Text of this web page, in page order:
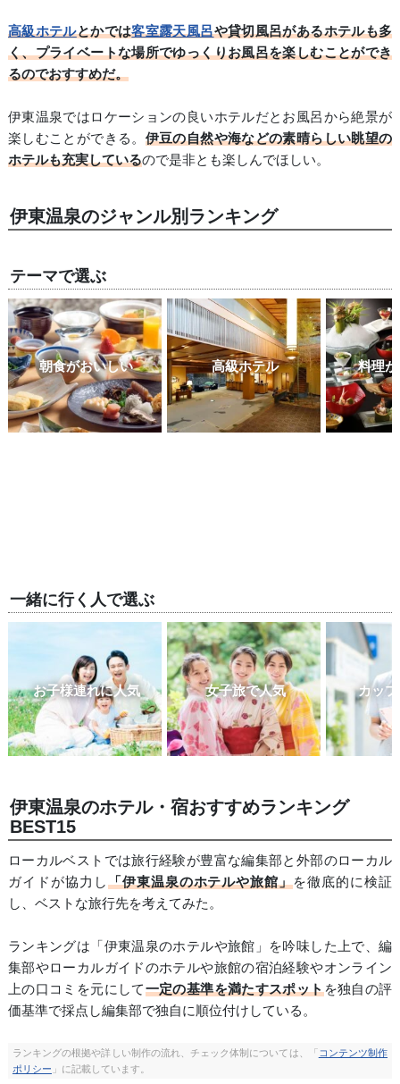
高級ホテルとかでは客室露天風呂や貸切風呂があるホテルも多
く、プライベートな場所でゆっくりお風呂を楽しむことができ
るのでおすすめだ。
伊東温泉ではロケーションの良いホテルだとお風呂から絶景が
楽しむことができる。 伊豆の自然や海などの素晴らしい眺望の
ホテルも充実しているので是非とも楽しんでほしい。
伊東温泉のジャンル別ランキング
テーマで選ぶ
朝食がおいしい 高級ホテル 料理
一緒に行く人で選ぶ
お子様連れに人気 女子旅で人気 カッ
伊東温泉のホテル・宿おすすめランキング
BEST15
ローカルベストでは旅行経験が豊富な編集部と外部のローカル
ガイドが協力し「伊東温泉のホテルや旅館」を徹底的に検証
し、ベストな旅行先を考えてみた。
ランキングは「伊東温泉のホテルや旅館」を吟味した上で、編
集部やローカルガイドのホテルや旅館の宿泊経験やオンライン
上の口コミを元にして一定の基準を満たすスポットを独自の評
価基準で採点し編集部で独自に順位付けしている。
ランキングの根拠や詳しい制作の流れ、チェック体制については、「 コンテンツ制作
ポリシー 」に記載しています。